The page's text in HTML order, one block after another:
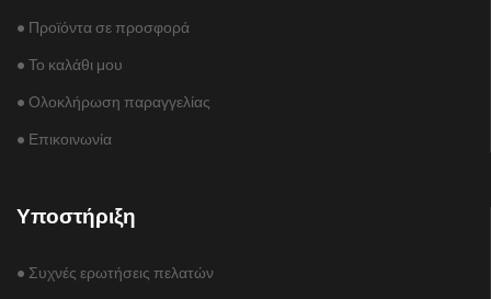
• Προϊόντα σε προσφορά
• Το καλάθι μου
• Ολοκλήρωση παραγγελίας
• Επικοινωνία
Υποστήριξη
• Συχνές ερωτήσεις πελατών